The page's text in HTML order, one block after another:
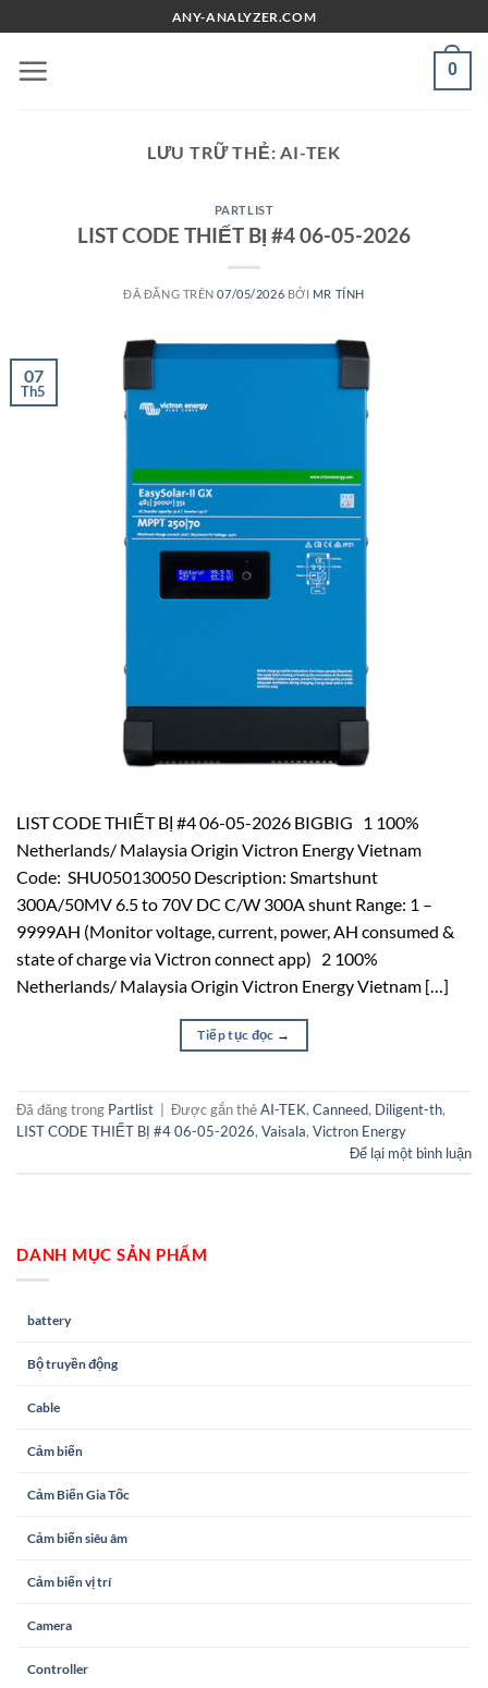
đến
nội
ANY-ANALYZER.COM
0
LƯU TRỮ THẺ:AI-TEK
PARTLIST
LIST CODE THIẾT BỊ #4 06-05-2026
ĐÃ ĐĂNG TRÊN07/05/2026 BỞI MR TÍNH
07
Th5
LIST CODE THIẾT BỊ #4 06-05-2026 BIGBIG 1 100%
Netherlands/ Malaysia Origin Victron Energy Vietnam
Code: SHU050130050 Description: Smartshunt
300A/50MV 6.5 to 70V DC C/W 300A shunt Range: 1 –
9999AH (Monitor voltage, current, power, AH consumed &
state of charge via Victron connect app) 2 100%
Netherlands/ Malaysia Origin Victron Energy Vietnam […]
Tiếp tục đọc →
Đã đăng trong Partlist Được gắn thẻAI-TEK, Canneed, Diligent-th,
LIST CODE THIẾT BỊ #4 06-05-2026, Vaisala, Victron Energy
Để lại một bình luận
DANH MỤC SẢN PHẨM
battery
Bộ truyền động
Cable
Cảm biến
Cảm Biến Gia Tốc
Cảm biến siêu âm
Cảm biến vị trí
Camera
Controller